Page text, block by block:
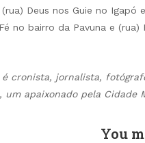
(rua) Deus nos Guie no
no bairro da Pavuna e
é cronista, jornalista,
um apaixonado pela Cidade
You